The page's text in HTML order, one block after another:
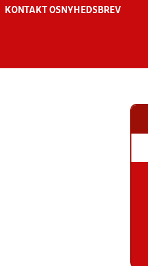
KONTAKT OS NYHEDSBREV